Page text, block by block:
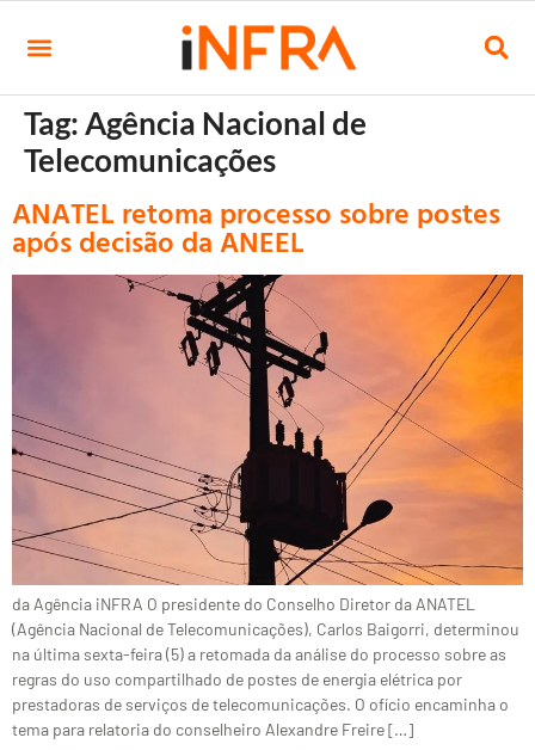
Tag:Agência Nacional de
Telecomunicações
ANATEL retoma processo sobre postes
após decisão da ANEEL
da Agência iNFRA O presidente do Conselho Diretor da ANATEL
(Agência Nacional de Telecomunicações), Carlos Baigorri, determinou
na última sexta-feira (5) a retomada da análise do processo sobre as
regras do uso compartilhado de postes de energia elétrica por
prestadoras de serviços de telecomunicações. O ofício encaminha o
tema para relatoria do conselheiro Alexandre Freire […]